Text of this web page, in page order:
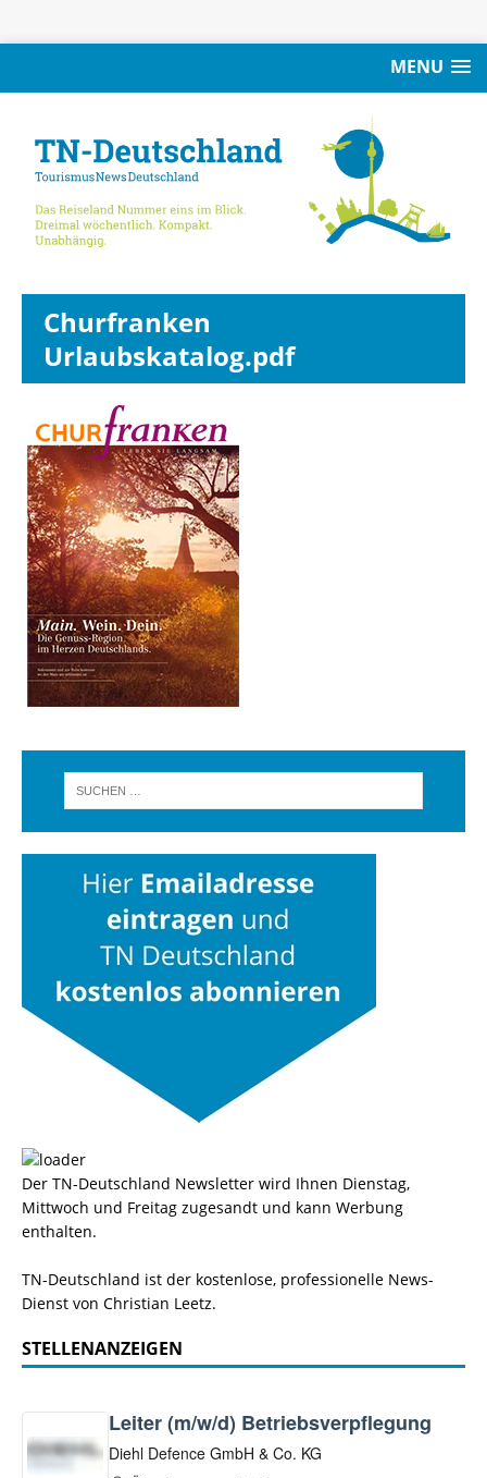
MENU
Churfranken
Urlaubskatalog.pdf
Der TN-Deutschland Newsletter wird Ihnen Dienstag,
Mittwoch und Freitag zugesandt und kann Werbung
enthalten.
TN-Deutschland ist der kostenlose, professionelle News-
Dienst von Christian Leetz.
STELLENANZEIGEN